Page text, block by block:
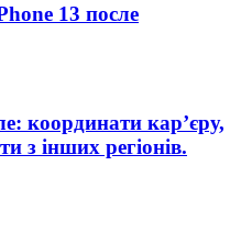
13 после
координати кар’єру,
з інших регіонів.